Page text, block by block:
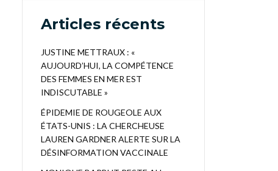
Articles récents
JUSTINE METTRAUX : «
AUJOURD’HUI, LA COMPÉTENCE
DES FEMMES EN MER EST
INDISCUTABLE »
ÉPIDEMIE DE ROUGEOLE AUX
ÉTATS-UNIS : LA CHERCHEUSE
LAUREN GARDNER ALERTE SUR LA
DÉSINFORMATION VACCINALE